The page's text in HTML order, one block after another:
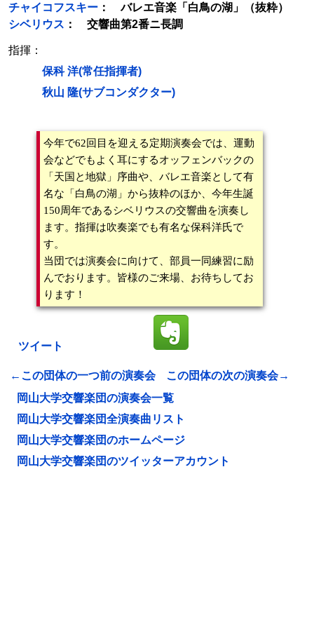
チャイコフスキー ： バレエ音楽「白鳥の湖」（抜粋）
シベリウス ： 交響曲第2番ニ長調
指揮：
保科 洋(常任指揮者)
秋山 隆(サブコンダクター)
今年で62回目を迎える定期演奏会では、運動
会などでもよく耳にするオッフェンバックの
「天国と地獄」序曲や、バレエ音楽として有
名な「白鳥の湖」から抜粋のほか、今年生誕
150周年であるシベリウスの交響曲を演奏し
ます。指揮は吹奏楽でも有名な保科洋氏で
す。
当団では演奏会に向けて、部員一同練習に励
んでおります。皆様のご来場、お待ちしてお
ります！
ツイート
←この団体の一つ前の演奏会
この団体の次の演奏会→
岡山大学交響楽団の演奏会一覧
岡山大学交響楽団全演奏曲リスト
岡山大学交響楽団のホームページ
岡山大学交響楽団のツイッターアカウント